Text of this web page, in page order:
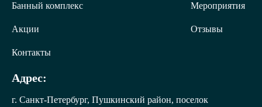
Банный комплекс
Акции
Контакты
Мероприятия
Отзывы
Адрес:
г. Санкт-Петербург, Пушкинский район, поселок